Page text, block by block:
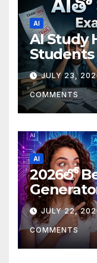
AI
AI Study
Students
Tools &
(2026)
JULY 23,
COMMENTS
AI
2026లో
కోసం Top
JULY 22,
COMMENTS